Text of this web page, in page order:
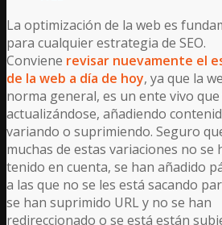
La optimización de la web es
para cualquier estrategia de SEO.
Conviene revisar nuevamente el
de la web a día de hoy, ya que la
norma general, es un ente vivo que
actualizándose, añadiendo
variando o suprimiendo. Seguro
muchas de estas variaciones no se
tenido en cuenta, se han añadido
a las que no se les está sacando
se han suprimido URL y no se han
redireccionado o se está están